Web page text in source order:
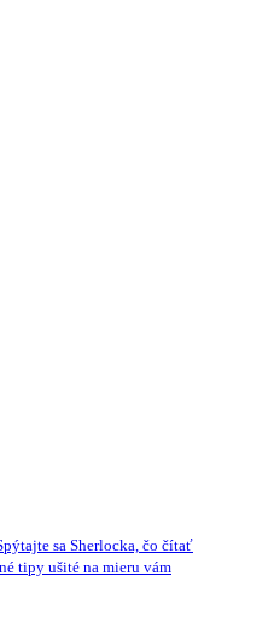
sa Sherlocka, čo čítať
tipy ušité na mieru vám